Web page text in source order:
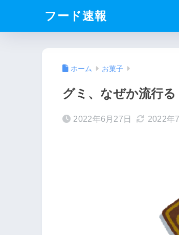
フード速報
ホーム お菓子
グミ、なぜか流行
2022年6月27日 2022年